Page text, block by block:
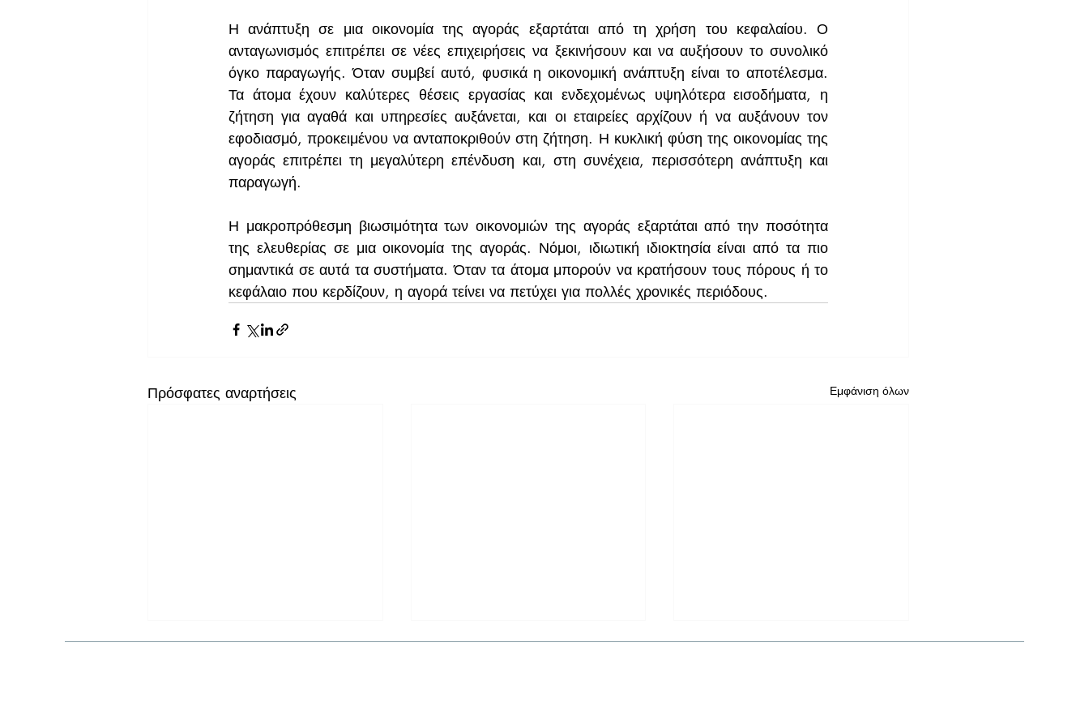
Η ανάπτυξη σε μια οικονομία της αγοράς εξαρτάται από τη χρήση του κεφαλαίου. Ο
ανταγωνισμός επιτρέπει σε νέες επιχειρήσεις να ξεκινήσουν και να αυξήσουν το συνολικό
όγκο παραγωγής. Όταν συμβεί αυτό, φυσικά η οικονομική ανάπτυξη είναι το αποτέλεσμα.
Τα άτομα έχουν καλύτερες θέσεις εργασίας και ενδεχομένως υψηλότερα εισοδήματα, η
ζήτηση για αγαθά και υπηρεσίες αυξάνεται, και οι εταιρείες αρχίζουν ή να αυξάνουν τον
εφοδιασμό, προκειμένου να ανταποκριθούν στη ζήτηση. Η κυκλική φύση της οικονομίας της
αγοράς επιτρέπει τη μεγαλύτερη επένδυση και, στη συνέχεια, περισσότερη ανάπτυξη και
παραγωγή.
Η μακροπρόθεσμη βιωσιμότητα των οικονομιών της αγοράς εξαρτάται από την ποσότητα
της ελευθερίας σε μια οικονομία της αγοράς. Νόμοι, ιδιωτική ιδιοκτησία είναι από τα πιο
σημαντικά σε αυτά τα συστήματα. Όταν τα άτομα μπορούν να κρατήσουν τους πόρους ή το
κεφάλαιο που κερδίζουν, η αγορά τείνει να πετύχει για πολλές χρονικές περιόδους.
Πρόσφατες αναρτήσεις Εμφάνιση όλων